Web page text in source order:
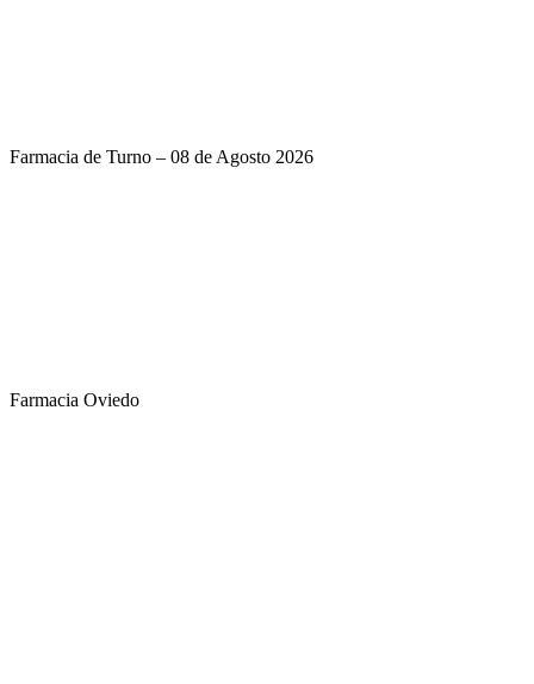
Farmacia de Turno – 08 de Agosto 2026
Farmacia Oviedo